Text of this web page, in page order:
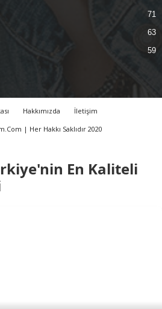
71
63
59
Hakkımızda
İletişim
| Her Hakkı Saklıdır 2020
En Kaliteli